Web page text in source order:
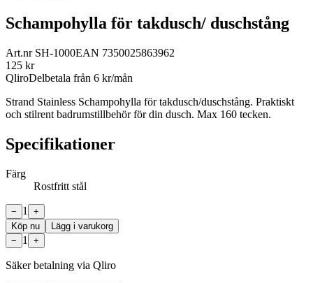
Schampohylla för takdusch/ duschstång
Art.nr SH-1000EAN 7350025863962
125 kr
QliroDelbetala från 6 kr/mån
Strand Stainless Schampohylla för takdusch/duschstång. Praktiskt
och stilrent badrumstillbehör för din dusch. Max 160 tecken.
Specifikationer
Färg
Rostfritt stål
− 1
+
Köp nu
Lägg i varukorg
−
1 +
Säker betalning via Qliro